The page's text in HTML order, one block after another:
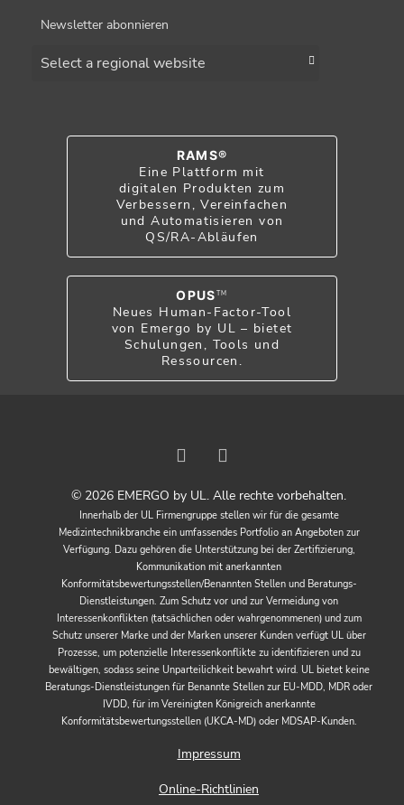
Newsletter abonnieren
RAMS®
Eine Plattform mit
digitalen Produkten zum
Verbessern, Vereinfachen
und Automatisieren von
QS/RA-Abläufen
OPUS TM
Neues Human-Factor-Tool
von Emergo by UL – bietet
Schulungen, Tools und
Ressourcen.
© 2026 EMERGO by UL. Alle rechte vorbehalten.
Innerhalb der UL Firmengruppe stellen wir für die gesamte
Medizintechnikbranche ein umfassendes Portfolio an Angeboten zur
Verfügung. Dazu gehören die Unterstützung bei der Zertifizierung,
Kommunikation mit anerkannten
Konformitätsbewertungsstellen/Benannten Stellen und Beratungs-
Dienstleistungen. Zum Schutz vor und zur Vermeidung von
Interessenkonflikten (tatsächlichen oder wahrgenommenen) und zum
Schutz unserer Marke und der Marken unserer Kunden verfügt UL über
Prozesse, um potenzielle Interessenkonflikte zu identifizieren und zu
bewältigen, sodass seine Unparteilichkeit bewahrt wird. UL bietet keine
Beratungs-Dienstleistungen für Benannte Stellen zur EU-MDD, MDR oder
IVDD, für im Vereinigten Königreich anerkannte
Konformitätsbewertungsstellen (UKCA-MD) oder MDSAP-Kunden.
Impressum
Online-Richtlinien